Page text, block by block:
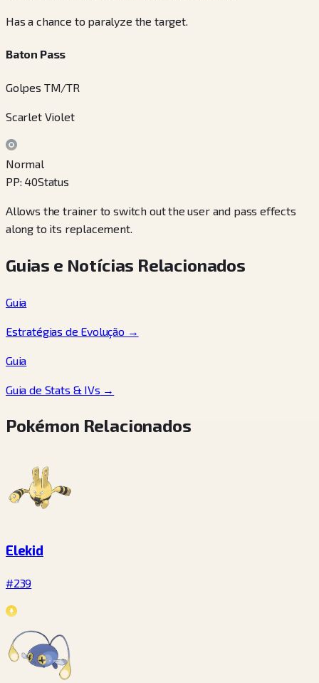
Has a chance to paralyze the target.
Baton Pass
Golpes TM/TR
Scarlet Violet
Normal
PP: 40Status
Allows the trainer to switch out the user and pass effects
along to its replacement.
Guias e Notícias Relacionados
Guia
Estratégias de Evolução →
Guia
Guia de Stats & IVs →
Pokémon Relacionados
Elekid
#239